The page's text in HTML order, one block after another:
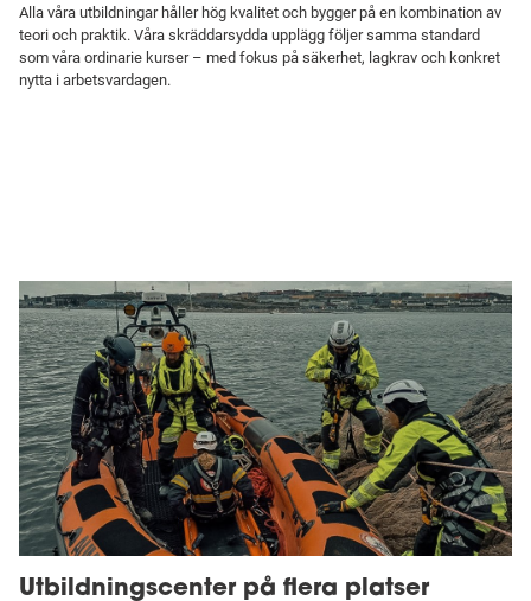
Alla våra utbildningar håller hög kvalitet och bygger på en kombination av
teori och praktik. Våra skräddarsydda upplägg följer samma standard
som våra ordinarie kurser – med fokus på säkerhet, lagkrav och konkret
nytta i arbetsvardagen.
Utbildningscenter på flera platser